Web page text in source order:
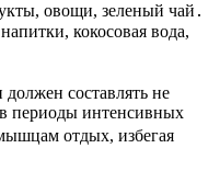
овощи, зеленый чай․
кокосовая вода,
составлять не
периоды интенсивных
отдых, избегая